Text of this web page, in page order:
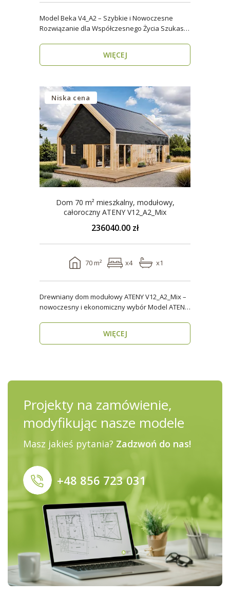
Model Beka V4_A2 – Szybkie i Nowoczesne
Rozwiązanie dla Współczesnego Życia Szukasz
WIĘCEJ
Niska cena
Dom 70 m² mieszkalny, modułowy,
całoroczny ATENY V12_A2_Mix
236040.00 zł
70 m² x4 x1
Drewniany dom modułowy ATENY V12_A2_Mix –
nowoczesny i ekonomiczny wybór Model ATENY
WIĘCEJ
Projekty na zamówienie,
modyfikując nasze modele
Masz jakieś pytania? Zadzwoń do nas!
+48 856 723 031